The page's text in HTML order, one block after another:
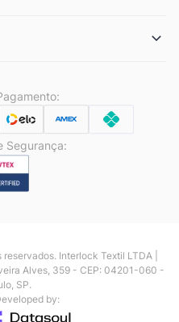
Segurança:
Interlock Textil LTDA |
Alves, 359 - CEP: 04201-060 -
SP.
by: